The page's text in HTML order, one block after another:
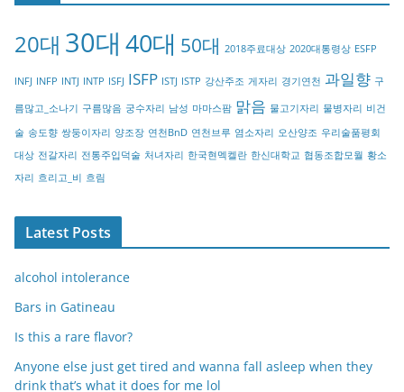
o
y
20대 30대 40대 50대 2018주료대상 2020대통령상 ESFP
INFJ INFP INTJ INTP ISFJ ISFP ISTJ ISTP 강산주조 게자리 경기연천 과일향 구
름많고_소나기 구름많음 궁수자리 남성 마마스팜 맑음 물고기자리 물병자리 비건
술 송도향 쌍둥이자리 양조장 연천BnD 연천브루 염소자리 오산양조 우리술품평회
대상 전갈자리 전통주입덕술 처녀자리 한국현멕켈란 한신대학교 협동조합모월 황소
자리 흐리고_비 흐림
Latest Posts
alcohol intolerance
Bars in Gatineau
Is this a rare flavor?
Anyone else just get tired and wanna fall asleep when they
drink that’s what it does for me lol